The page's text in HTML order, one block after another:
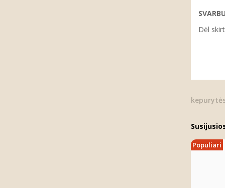
Dėl
Populiari